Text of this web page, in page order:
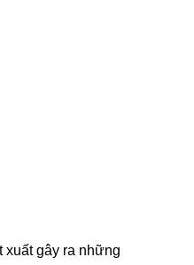
xuất gây ra những